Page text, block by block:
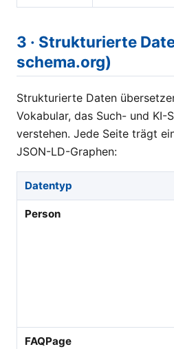
3 · Strukturierte
schema.org)
Strukturierte Daten
Vokabular, das Such- und KI-
verstehen. Jede Seite trägt
JSON-LD-Graphen:
Datentyp
Person
FAQPage